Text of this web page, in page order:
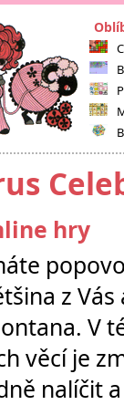
hry
z
V
věcí je
nalíčit